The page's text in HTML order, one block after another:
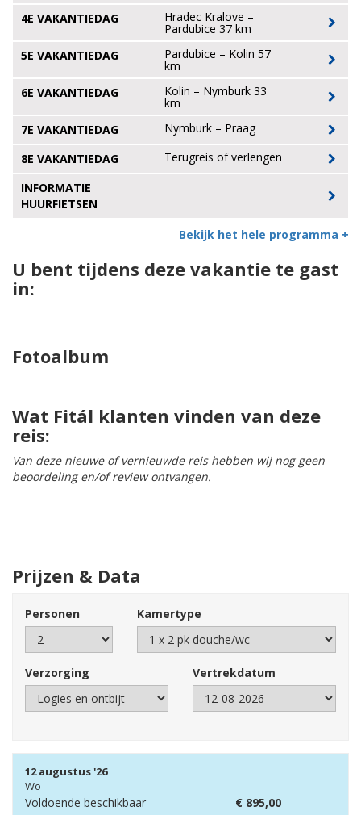
4E VAKANTIEDAG
Hradec Kralove –
Pardubice 37 km
5E VAKANTIEDAG
Pardubice – Kolin 57
km
6E VAKANTIEDAG
Kolin – Nymburk 33
km
7E VAKANTIEDAG
Nymburk – Praag
8E VAKANTIEDAG
Terugreis of verlengen
INFORMATIE
HUURFIETSEN
Bekijk het hele programma +
U bent tijdens deze vakantie te gast
in:
Fotoalbum
Wat Fitál klanten vinden van deze
reis:
Van deze nieuwe of vernieuwde reis hebben wij nog geen
beoordeling en/of review ontvangen.
Prijzen & Data
Personen Kamertype
Verzorging Vertrekdatum
12 augustus '26
Wo
Voldoende beschikbaar € 895,00